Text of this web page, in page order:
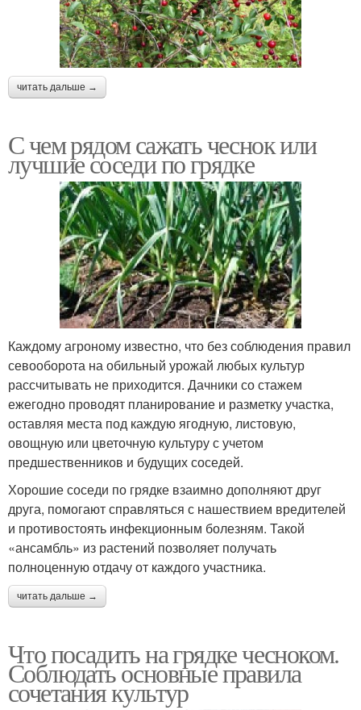
читать дальше →
С чем рядом сажать чеснок или
лучшие соседи по грядке
Каждому агроному известно, что без соблюдения правил
севооборота на обильный урожай любых культур
рассчитывать не приходится. Дачники со стажем
ежегодно проводят планирование и разметку участка,
оставляя места под каждую ягодную, листовую,
овощную или цветочную культуру с учетом
предшественников и будущих соседей.
Хорошие соседи по грядке взаимно дополняют друг
друга, помогают справляться с нашествием вредителей
и противостоять инфекционным болезням. Такой
«ансамбль» из растений позволяет получать
полноценную отдачу от каждого участника.
читать дальше →
Что посадить на грядке чесноком.
Соблюдать основные правила
сочетания культур